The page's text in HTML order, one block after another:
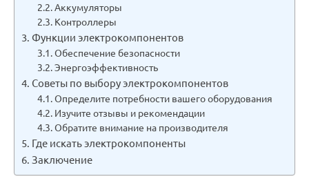
Аккумуляторы
Контроллеры
Функции электрокомпонентов
Обеспечение безопасности
Энергоэффективность
Советы по выбору электрокомпонентов
Определите потребности вашего оборудования
Изучите отзывы и рекомендации
Обратите внимание на производителя
Где искать электрокомпоненты
Заключение